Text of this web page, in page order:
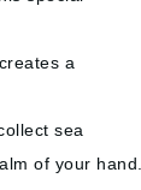
a
sea
of your hand.